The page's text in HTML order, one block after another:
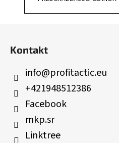
Kontakt
info@profitactic.eu
+421948512386
Facebook
mkp.sr
Linktree